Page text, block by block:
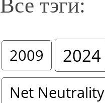
Все тэги:
2009 2024
Net Neutrality